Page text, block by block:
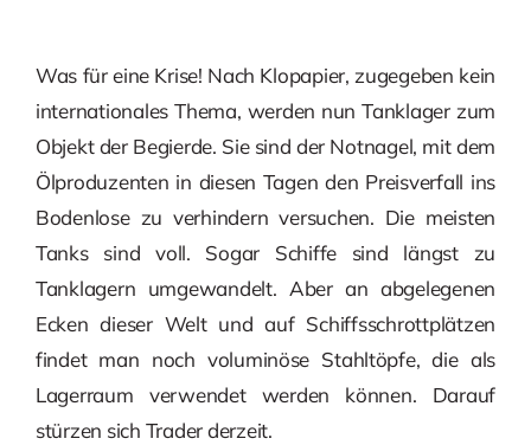
Was für eine Krise! Nach Klopapier, zugegeben kein
internationales Thema, werden nun Tanklager zum
Objekt der Begierde. Sie sind der Notnagel, mit dem
Ölproduzenten in diesen Tagen den Preisverfall ins
Bodenlose zu verhindern versuchen. Die meisten
Tanks sind voll. Sogar Schiffe sind längst zu
Tanklagern umgewandelt. Aber an abgelegenen
Ecken dieser Welt und auf Schiffsschrottplätzen
findet man noch voluminöse Stahltöpfe, die als
Lagerraum verwendet werden können. Darauf
stürzen sich Trader derzeit.